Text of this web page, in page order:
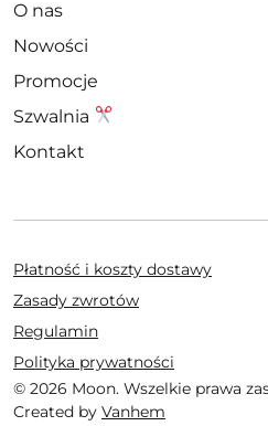
O nas
Nowości
Promocje
Szwalnia
Kontakt
© 2026 Moon. Wszelkie prawa
Created by Vanhem
Płatność i koszty dostawy
Zasady zwrotów
Regulamin
Polityka prywatności